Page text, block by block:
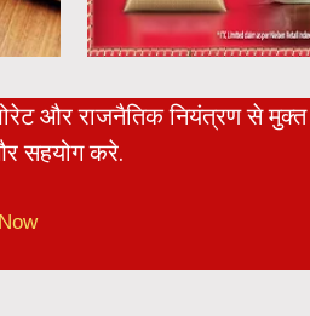
और राजनैतिक नियंत्रण से
सहयोग करे.